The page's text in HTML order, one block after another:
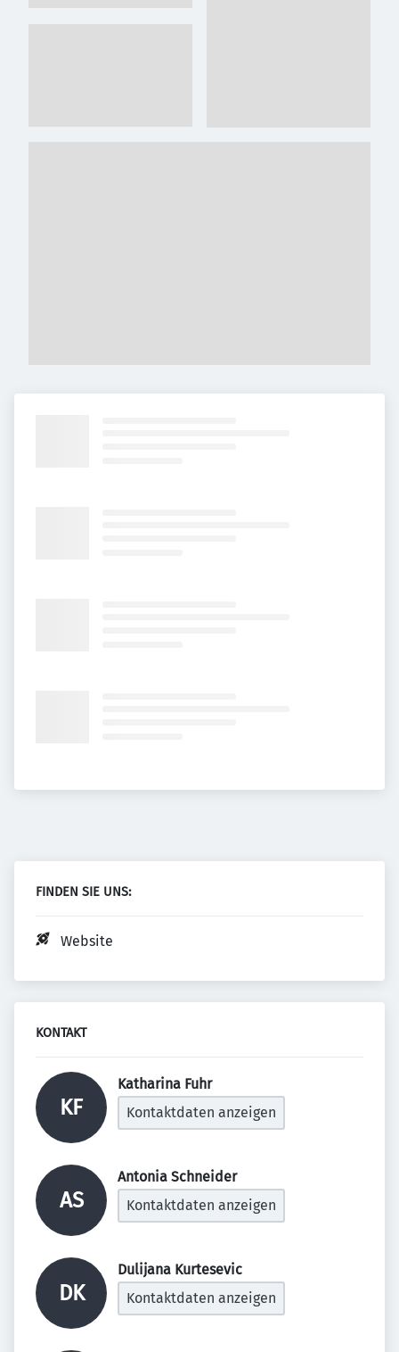
FINDEN SIE UNS:
Website
KONTAKT
KF
Katharina Fuhr
Kontaktdaten anzeigen
AS
Antonia Schneider
Kontaktdaten anzeigen
DK
Dulijana Kurtesevic
Kontaktdaten anzeigen